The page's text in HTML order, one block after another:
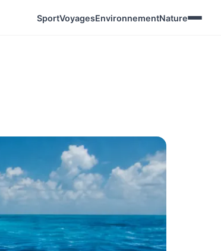
SportVoyagesEnvironnementNature